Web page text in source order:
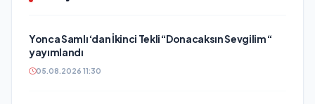
Yonca Samlı ‘dan İkinci Tekli “Donacaksın Sevgilim “
yayımlandı
05.08.2026 11:30